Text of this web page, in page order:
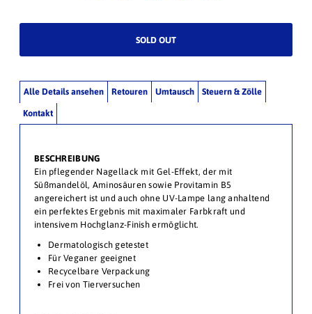
Alle Details ansehen Retouren Umtausch Steuern & Zölle
Kontakt
BESCHREIBUNG
Ein pflegender Nagellack mit Gel-Effekt, der mit
Süßmandelöl, Aminosäuren sowie Provitamin B5
angereichert ist und auch ohne UV-Lampe lang anhaltend
ein perfektes Ergebnis mit maximaler Farbkraft und
intensivem Hochglanz-Finish ermöglicht.
Dermatologisch getestet
Für Veganer geeignet
Recycelbare Verpackung
Frei von Tierversuchen